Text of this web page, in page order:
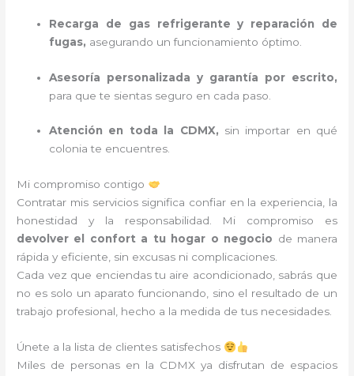
Recarga de gas refrigerante y reparación de
fugas, asegurando un funcionamiento óptimo.
Asesoría personalizada y garantía por escrito,
para que te sientas seguro en cada paso.
Atención en toda la CDMX, sin importar en qué
colonia te encuentres.
Mi compromiso contigo
Contratar mis servicios significa confiar en la experiencia, la
honestidad y la responsabilidad. Mi compromiso es
devolver el confort a tu hogar o negocio de manera
rápida y eficiente, sin excusas ni complicaciones.
Cada vez que enciendas tu aire acondicionado, sabrás que
no es solo un aparato funcionando, sino el resultado de un
trabajo profesional, hecho a la medida de tus necesidades.
Únete a la lista de clientes satisfechos
Miles de personas en la CDMX ya disfrutan de espacios